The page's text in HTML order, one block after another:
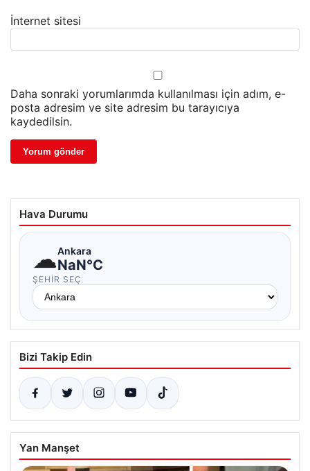
İnternet sitesi
Daha sonraki yorumlarımda kullanılması için adım, e-
posta adresim ve site adresim bu tarayıcıya
kaydedilsin.
Hava Durumu
☁Ankara
NaN°C
ŞEHIR SEÇ
Bizi Takip Edin
Yan Manşet